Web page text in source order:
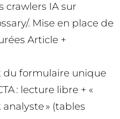
crawlers IA sur
. Mise en place de
Article +
du formulaire unique
: lecture libre + «
» (tables